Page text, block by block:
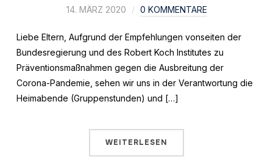
14. MÄRZ 2020 0 KOMMENTARE
Liebe Eltern, Aufgrund der Empfehlungen vonseiten der
Bundesregierung und des Robert Koch Institutes zu
Präventionsmaßnahmen gegen die Ausbreitung der
Corona-Pandemie, sehen wir uns in der Verantwortung die
Heimabende (Gruppenstunden) und […]
WEITERLESEN